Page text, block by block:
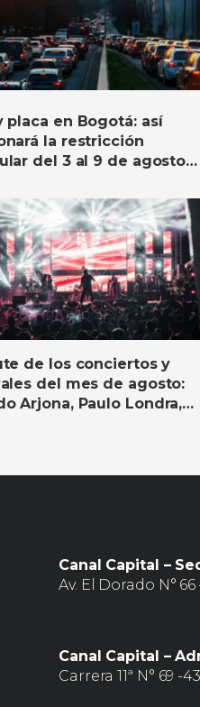
placa en Bogotá: así
la restricción
del 3 al 9 de agosto
de los conciertos y
del mes de agosto:
Arjona, Paulo Londra,
Canal Capital –
Av. El Dorado N°
Canal Capital –
Carrera 11ª N° 69 -